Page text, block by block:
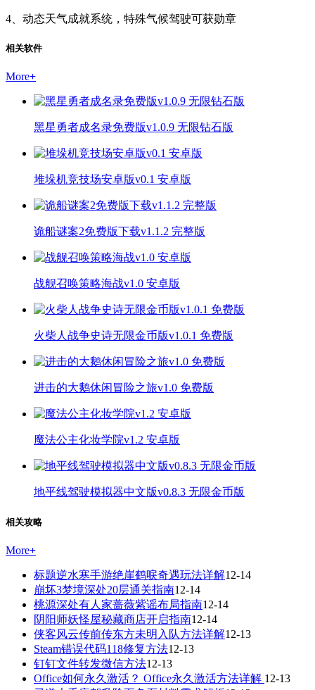
4、动态天气成就系统，特殊气候驾驶可获勋章
相关软件
More+
黑星勇者成名录免费版v1.0.9 无限钻石版
堆垛机竞技场安卓版v0.1 安卓版
诡船谜案2免费版下载v1.1.2 完整版
战舰召唤策略海战v1.0 安卓版
火柴人战争史诗无限金币版v1.0.1 免费版
进击的大鹅休闲冒险之旅v1.0 免费版
魔法公主化妆学院v1.2 安卓版
地平线驾驶模拟器中文版v0.8.3 无限金币版
相关攻略
More+
标题逆水寒手游绝崖鹤唳奇遇玩法详解12-14
崩坏3梦境深处20层通关指南12-14
桃源深处有人家蔷薇紫谣布局指南12-14
阴阳师妖怪屋秘藏商店开启指南12-14
侠客风云传前传东方未明入队方法详解12-13
Steam错误代码118修复方法12-13
钉钉文件转发微信方法12-13
Office如何永久激活？ Office永久激活方法详解 12-13